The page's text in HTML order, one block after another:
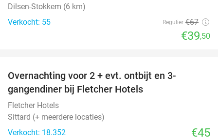
Dilsen-Stokkem (6 km)
Verkocht: 55
Regulier €67
€39,50
Overnachting voor 2 + evt. ontbijt en 3-
gangendiner bij Fletcher Hotels
Fletcher Hotels
Sittard (+ meerdere locaties)
Verkocht: 18.352
€45